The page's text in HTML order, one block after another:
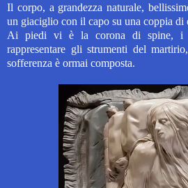
Il corpo, a grandezza naturale,
un giaciglio con il capo su una coppia di
Ai piedi vi è la corona di spine, i
rappresentare gli strumenti del
sofferenza è ormai composta.